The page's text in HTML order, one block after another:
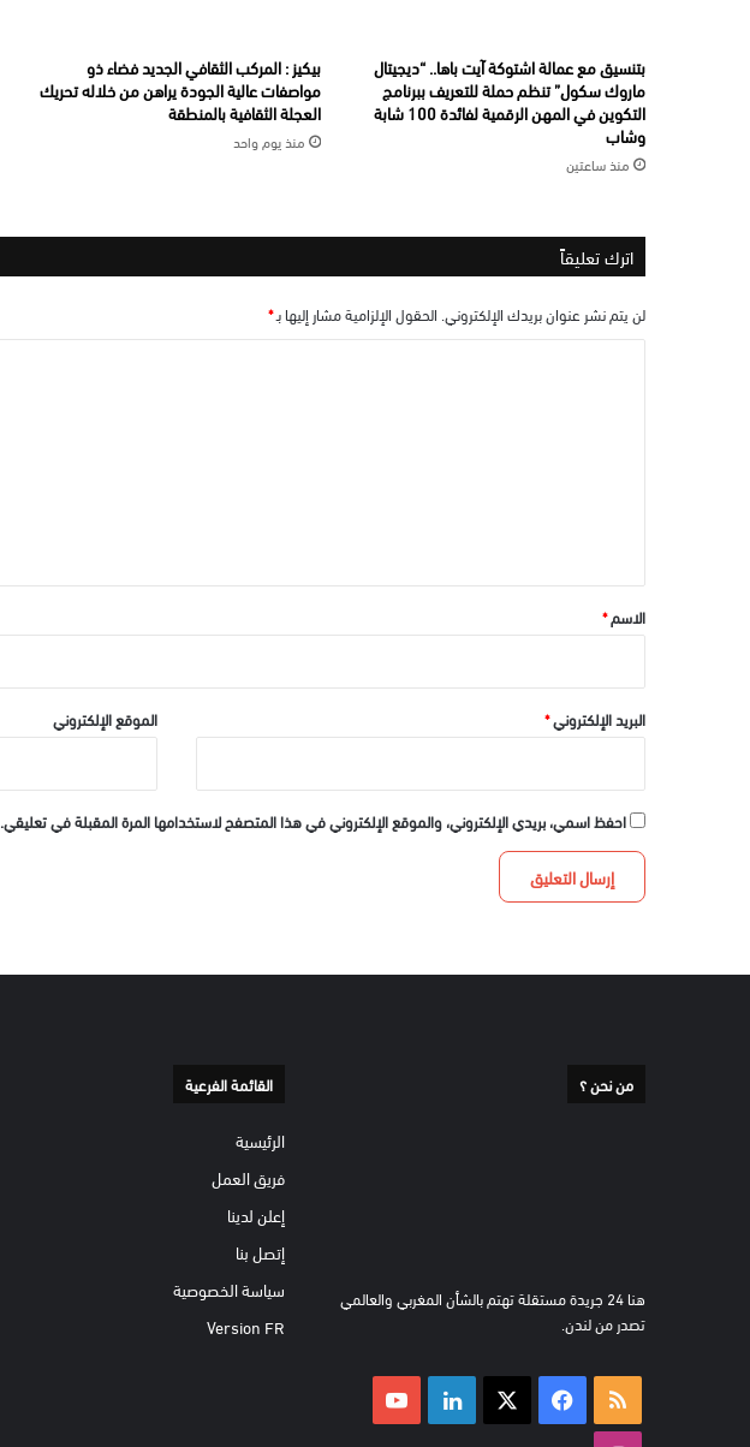
بتنسيق مع عمالة اشتوكة آيت باها.. “ديجيتال
ماروك سكول” تنظم حملة للتعريف ببرنامج
التكوين في المهن الرقمية لفائدة 100 شابة
وشاب
منذ ساعتين
بيكيز : المركب الثقافي الجديد فضاء ذو
مواصفات عالية الجودة يراهن من خلاله تحريك
العجلة الثقافية بالمنطقة
منذ يوم واحد
اترك تعليقاً
لن يتم نشر عنوان بريدك الإلكتروني. الحقول الإلزامية مشار إليها بـ*
*الاسم*
البريد الإلكتروني* الموقع الإلكتروني
احفظ اسمي، بريدي الإلكتروني، والموقع الإلكتروني في هذا المتصفح لاستخدامها المرة المقبلة في تعليقي.
من نحن ؟
هنا 24 جريدة مستقلة تهتم بالشأن المغربي والعالمي
تصدر من لندن.
ملخص فيسبوك لينكدإن
القائمة الفرعية
الرئيسية
فريق العمل
إعلن لدينا
إتصل بنا
سياسة الخصوصية
Version FR